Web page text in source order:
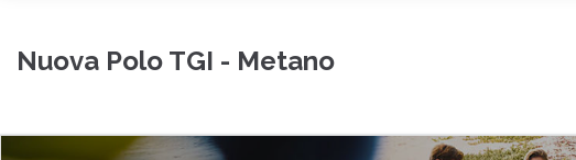
Nuova Polo TGI - Metano